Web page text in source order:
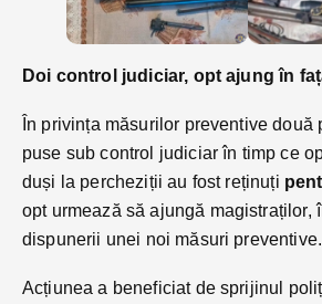
Doi control judiciar, opt ajung în
În privința măsurilor preventive două
puse sub control judiciar în timp ce
duși la percheziții au fost reținuți
opt urmează să ajungă magistraților,
dispunerii unei noi măsuri preventive.
Acțiunea a beneficiat de sprijinul